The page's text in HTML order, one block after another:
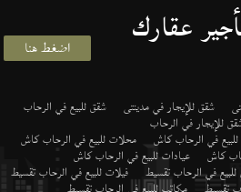
عقارك اضغط هنا
شقق للإيجار في مدينتى شقق للبيع في الرحاب
للإيجار في الرحاب
في الرحاب كاش محلات للبيع في الرحاب كاش
كاش عيادات للبيع في الرحاب كاش
في الرحاب تقسيط فيلات للبيع في الرحاب تقسيط